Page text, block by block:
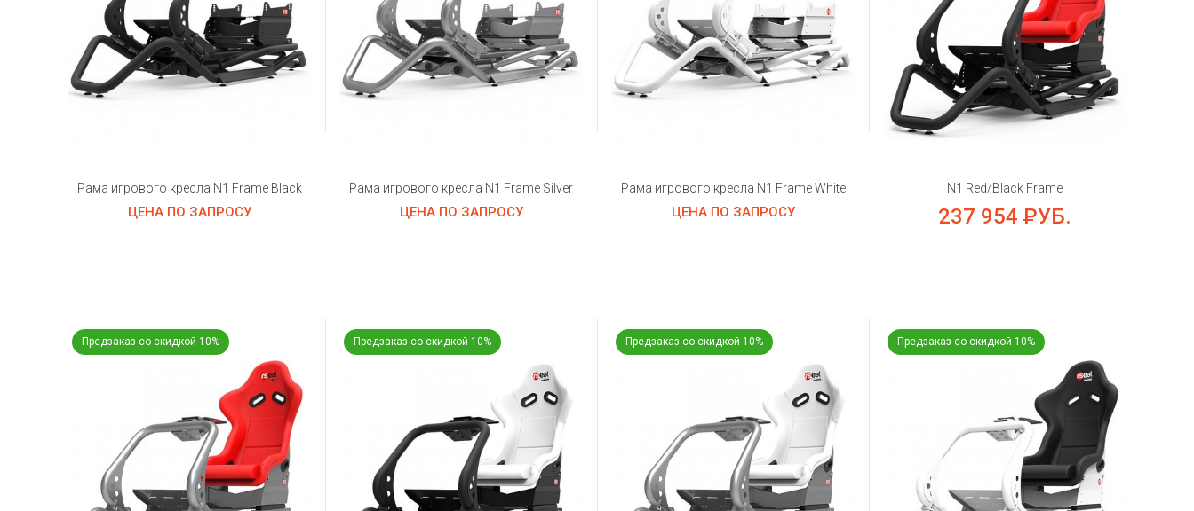
Рама игрового кресла N1 Frame Black
ЦЕНА ПО ЗАПРОСУ
Рама игрового кресла N1 Frame Silver
ЦЕНА ПО ЗАПРОСУ
Рама игрового кресла N1 Frame White
ЦЕНА ПО ЗАПРОСУ
N1 Red/Black Frame
237 954 РУБ.
Предзаказ со скидкой 10% Предзаказ со скидкой 10% Предзаказ со скидкой 10% Предзаказ со скидкой 10%